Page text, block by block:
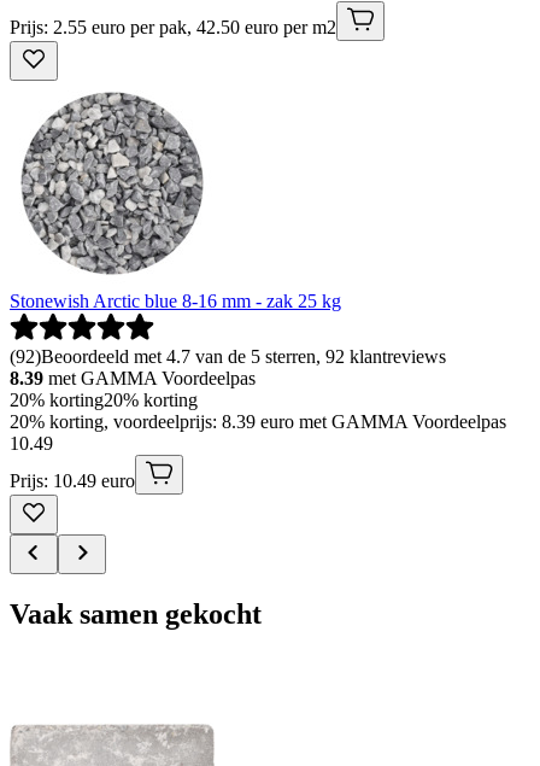
Prijs: 2.55 euro per pak, 42.50 euro per m2
Stonewish Arctic blue 8-16 mm - zak 25 kg
(92)Beoordeeld met 4.7 van de 5 sterren, 92 klantreviews
8.39 met GAMMA Voordeelpas
20% korting20% korting
20% korting, voordeelprijs: 8.39 euro met GAMMA Voordeelpas
10.49
Prijs: 10.49 euro
Vaak samen gekocht